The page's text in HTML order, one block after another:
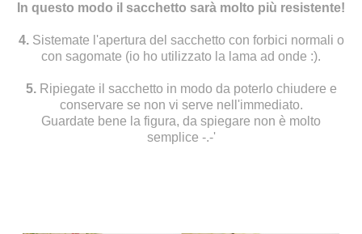
In questo modo il sacchetto sarà molto più resistente!
4.Sistemate l'apertura del sacchetto con forbici normali o
con sagomate (io ho utilizzato la lama ad onde :).
5. Ripiegate il sacchetto in modo da poterlo chiudere e
conservare se non vi serve nell'immediato.
Guardate bene la figura, da spiegare non è molto
semplice -.-'